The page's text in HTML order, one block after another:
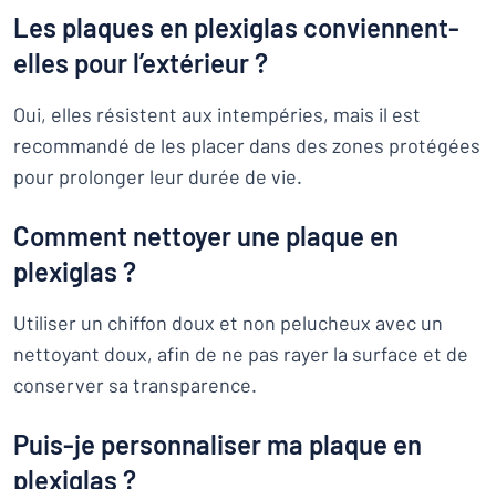
Les plaques en plexiglas conviennent-
elles pour l’extérieur ?
Oui, elles résistent aux intempéries, mais il est
recommandé de les placer dans des zones protégées
pour prolonger leur durée de vie.
Comment nettoyer une plaque en
plexiglas ?
Utiliser un chiffon doux et non pelucheux avec un
nettoyant doux, afin de ne pas rayer la surface et de
conserver sa transparence.
Puis-je personnaliser ma plaque en
plexiglas ?